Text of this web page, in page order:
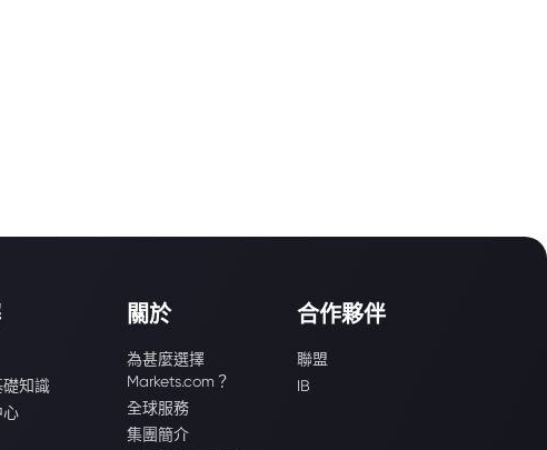
知識
心
關於
為甚麼選擇
Markets.com？
全球服務
集團簡介
合作夥伴
聯盟
IB